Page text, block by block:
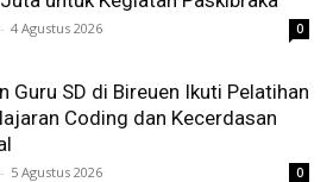
- 4 Agustus 2026 0
Guru SD di Bireuen Ikuti Pelatihan
Coding dan Kecerdasan
- 5 Agustus 2026 0